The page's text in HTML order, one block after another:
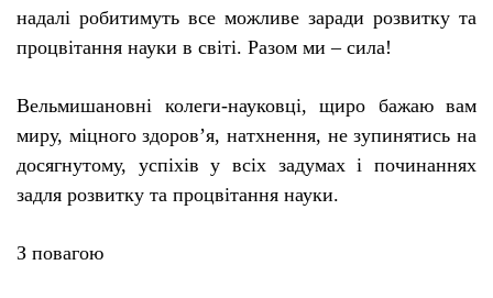
надалі робитимуть все можливе заради розвитку та
процвітання науки в світі. Разом ми – сила!
Вельмишановні колеги-науковці, щиро бажаю вам
миру, міцного здоров’я, натхнення, не зупинятись на
досягнутому, успіхів у всіх задумах і починаннях
задля розвитку та процвітання науки.
З повагою